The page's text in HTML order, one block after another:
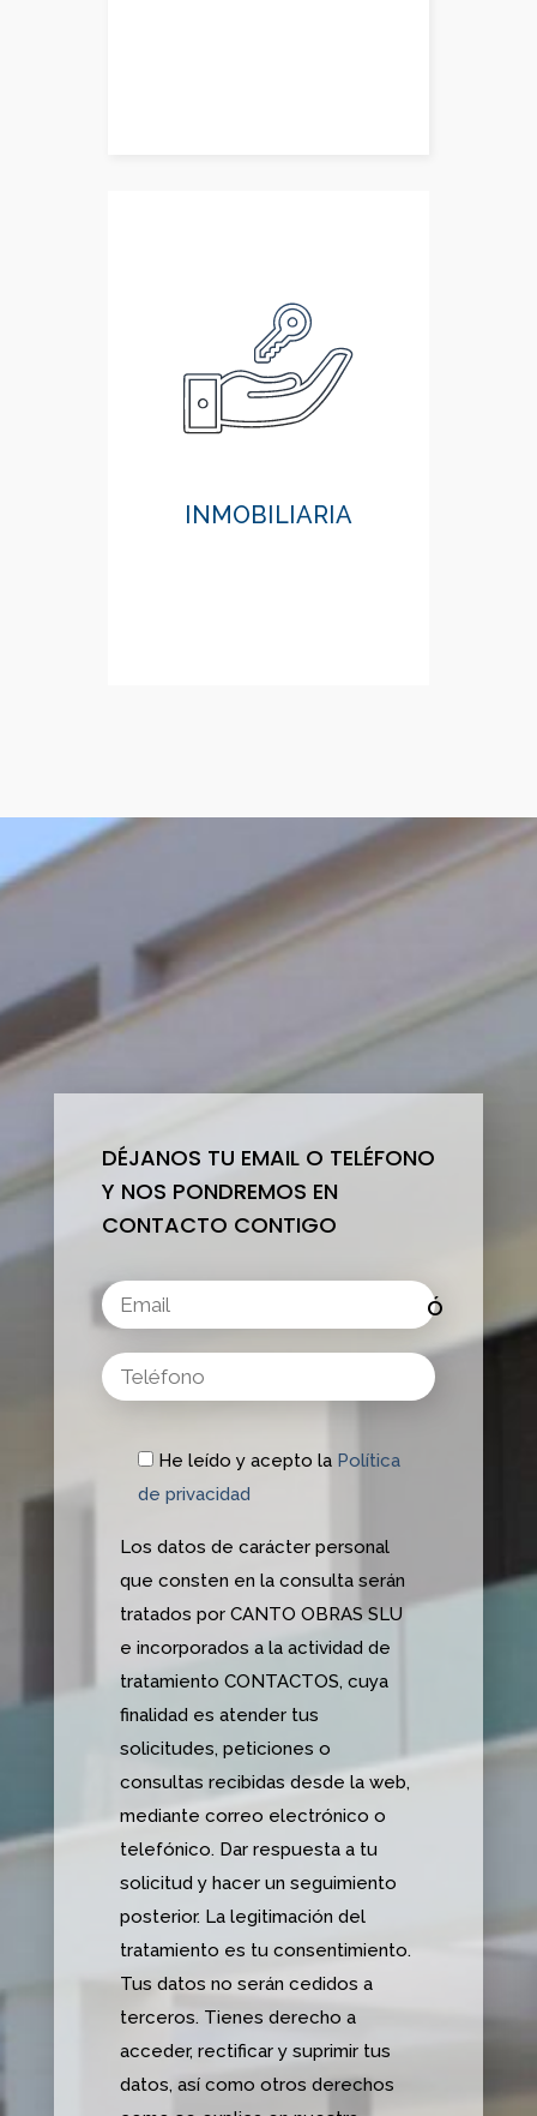
INMOBILIARIA
DÉJANOS TU EMAIL O TELÉFONO
Y NOS PONDREMOS EN
CONTACTO CONTIGO
He leído y acepto la Política
de privacidad
Los datos de carácter personal
que consten en la consulta serán
tratados por CANTO OBRAS SLU
e incorporados a la actividad de
tratamiento CONTACTOS, cuya
finalidad es atender tus
solicitudes, peticiones o
consultas recibidas desde la web,
mediante correo electrónico o
telefónico. Dar respuesta a tu
solicitud y hacer un seguimiento
posterior. La legitimación del
tratamiento es tu consentimiento.
Tus datos no serán cedidos a
terceros. Tienes derecho a
acceder, rectificar y suprimir tus
datos, así como otros derechos